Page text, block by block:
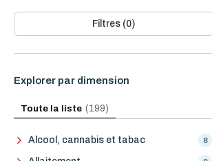
Filtres (0)
Explorer par dimension
Toute la liste (199)
Alcool, cannabis et tabac 8